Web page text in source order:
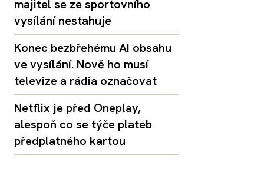
majitel se ze sportovního
vysílání nestahuje
Konec bezbřehému AI obsahu
ve vysílání. Nově ho musí
televize a rádia označovat
Netflix je před Oneplay,
alespoň co se týče plateb
předplatného kartou